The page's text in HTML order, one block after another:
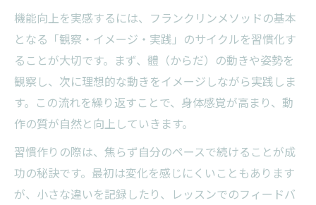
機能向上を実感するには、フランクリンメソッドの基本
となる「観察・イメージ・実践」のサイクルを習慣化す
ることが大切です。まず、體（からだ）の動きや姿勢を
観察し、次に理想的な動きをイメージしながら実践しま
す。この流れを繰り返すことで、身体感覚が高まり、動
作の質が自然と向上していきます。
習慣作りの際は、焦らず自分のペースで続けることが成
功の秘訣です。最初は変化を感じにくいこともあります
が、小さな違いを記録したり、レッスンでのフィードバ